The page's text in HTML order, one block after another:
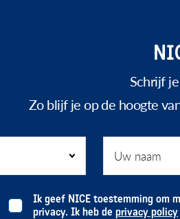
Schrijf
Zo blijf je op de hoogte
Ik geef NICE toestemming om
privacy. Ik heb de privacy policy